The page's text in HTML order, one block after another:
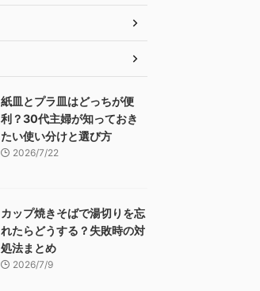
紙皿とプラ皿はどっちが便
利？30代主婦が知っておき
たい使い分けと選び方
2026/7/22
カップ焼きそばで湯切りを忘
れたらどうする？失敗時の対
処法まとめ
2026/7/9